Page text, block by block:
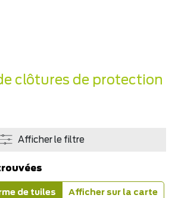
clôtures de protection
Afficher le filtre
de tuiles Afficher sur la carte